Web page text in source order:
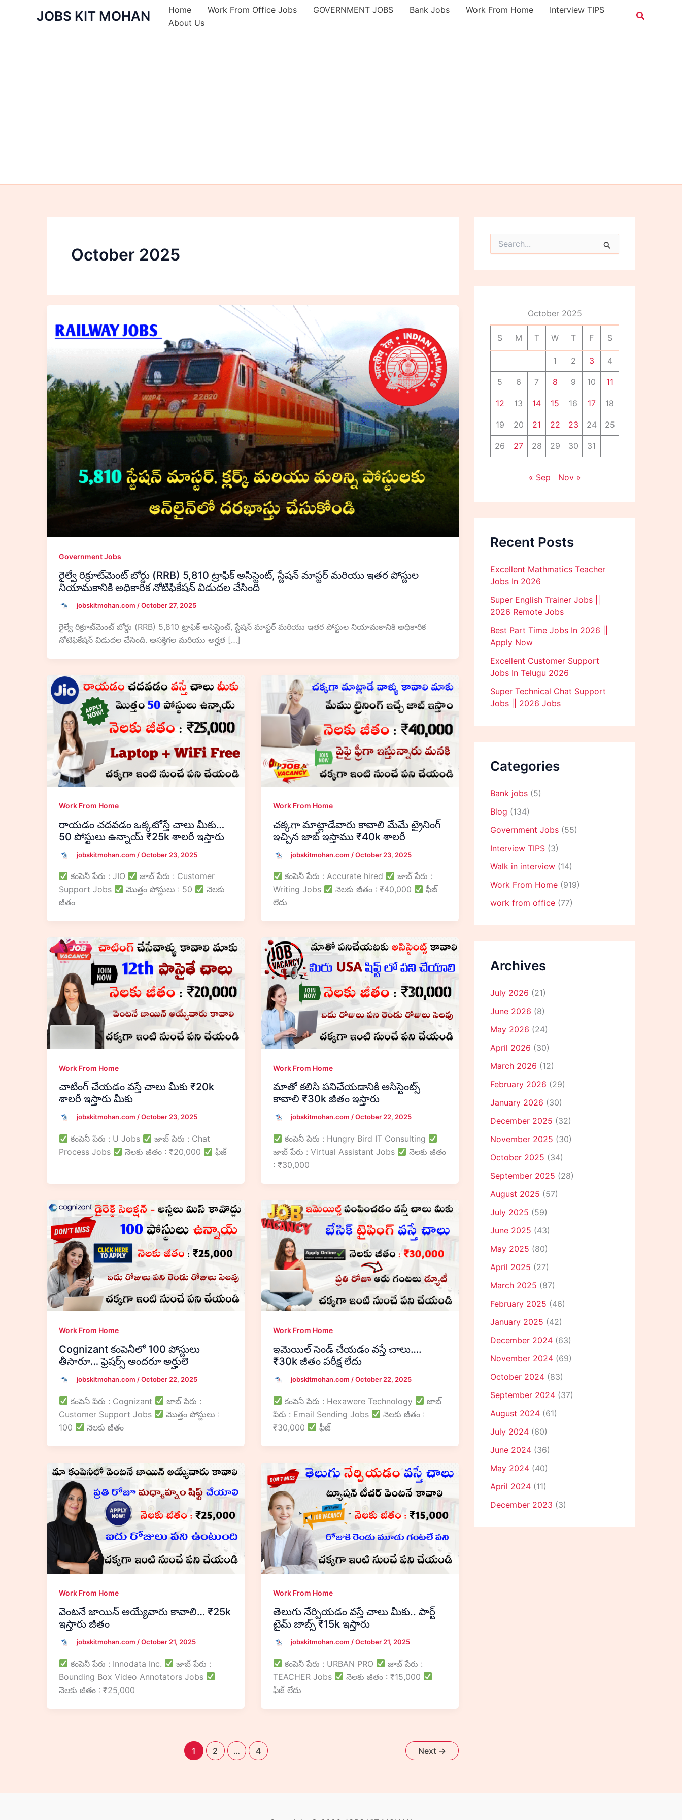
JOBS KIT MOHAN Home Work From Office Jobs GOVERNMENT JOBS Bank Jobs Work From Home
Interview TIPS
About Us
October 2025
Government Jobs
రైల్వే రిక్రూట్‌మెంట్ బోర్డు (RRB) 5,810 ట్రాఫిక్ అసిస్టెంట్, స్టేషన్ మాస్టర్ మరియు ఇతర పోస్టుల
నియామకానికి అధికారిక నోటిఫికేషన్ విడుదల చేసింది
jobskitmohan.com /October 27, 2025
రైల్వే రిక్రూట్‌మెంట్ బోర్డు (RRB) 5,810 ట్రాఫిక్ అసిస్టెంట్, స్టేషన్ మాస్టర్ మరియు ఇతర పోస్టుల నియామకానికి అధికారిక
నోటిఫికేషన్ విడుదల చేసింది. ఆసక్తిగల మరియు అర్హత […]
Work From Home
రాయడం చదవడం ఒక్కటోస్తే చాలు మీకు…
50 పోస్టులు ఉన్నాయ్ ₹25k శాలరీ ఇస్తారు
jobskitmohan.com /October 23, 2025
కంపెనీ పేరు : JIO
జాబ్ పేరు : Customer
Support Jobs
మొత్తం పోస్టులు : 50
నెలకు
జీతం
Work From Home
చక్కగా మాట్లాడేవారు కావాలి మేమే ట్రైనింగ్
ఇచ్చిన జాబ్ ఇస్తాము ₹40k శాలరీ
jobskitmohan.com /October 23, 2025
కంపెనీ పేరు : Accurate hired
జాబ్ పేరు :
Writing Jobs
నెలకు జీతం : ₹40,000
ఫీజ్
లేదు
Work From Home
చాటింగ్ చేయడం వస్తే చాలు మీకు ₹20k
శాలరీ ఇస్తారు మీకు
jobskitmohan.com /October 23, 2025
కంపెనీ పేరు : U Jobs
జాబ్ పేరు : Chat
Process Jobs
నెలకు జీతం : ₹20,000 ఫీజ్
Work From Home
మాతో కలిసి పనిచేయడానికి అసిస్టెంట్స్
కావాలి ₹30k జీతం ఇస్తారు
jobskitmohan.com /October 22, 2025
కంపెనీ పేరు : Hungry Bird IT Consulting
జాబ్ పేరు : Virtual Assistant Jobs
నెలకు జీతం
: ₹30,000
Work From Home
Cognizant కంపెనీలో 100 పోస్టులు
తీసారూ… ఫ్రెషర్స్ అందరూ అర్హులె
jobskitmohan.com /October 22, 2025
కంపెనీ పేరు : Cognizant
జాబ్ పేరు :
Customer Support Jobs
మొత్తం పోస్టులు :
100
నెలకు జీతం
Work From Home
ఇమెయిల్ సెండ్ చేయడం వస్తే చాలు….
₹30k జీతం పరీక్ష లేదు
jobskitmohan.com /October 22, 2025
కంపెనీ పేరు : Hexawere Technology
జాబ్
పేరు : Email Sending Jobs
నెలకు జీతం :
₹30,000
ఫీజ్
Work From Home
వెంటనే జాయిన్ అయ్యేవారు కావాలి… ₹25k
ఇస్తారు జీతం
jobskitmohan.com /October 21, 2025
కంపెనీ పేరు : Innodata Inc.
జాబ్ పేరు :
Bounding Box Video Annotators Jobs
నెలకు జీతం : ₹25,000
Work From Home
తెలుగు నేర్పియడం వస్తే చాలు మీకు.. పార్ట్
టైమ్ జాబ్స్ ₹15k ఇస్తారు
jobskitmohan.com /October 21, 2025
కంపెనీ పేరు : URBAN PRO
జాబ్ పేరు :
TEACHER Jobs
నెలకు జీతం : ₹15,000
ఫీజ్ లేదు
1 2 … 4 Next →
r
h
October 2025
S M T W T F S
1 2 3 4
5 6 7 8 9 10 11
12 13 14 15 16 17 18
19 20 21 22 23 24 25
26 27 28 29 30 31
« Sep Nov »
Recent Posts
Excellent Mathmatics Teacher
Jobs In 2026
Super English Trainer Jobs ||
2026 Remote Jobs
Best Part Time Jobs In 2026 ||
Apply Now
Excellent Customer Support
Jobs In Telugu 2026
Super Technical Chat Support
Jobs || 2026 Jobs
Categories
Bank jobs (5)
Blog (134)
Government Jobs (55)
Interview TIPS (3)
Walk in interview (14)
Work From Home (919)
work from office (77)
Archives
July 2026 (21)
June 2026 (8)
May 2026 (24)
April 2026 (30)
March 2026 (12)
February 2026 (29)
January 2026 (30)
December 2025 (32)
November 2025 (30)
October 2025 (34)
September 2025 (28)
August 2025 (57)
July 2025 (59)
June 2025 (43)
May 2025 (80)
April 2025 (27)
March 2025 (87)
February 2025 (46)
January 2025 (42)
December 2024 (63)
November 2024 (69)
October 2024 (83)
September 2024 (37)
August 2024 (61)
July 2024 (60)
June 2024 (36)
May 2024 (40)
April 2024 (11)
December 2023 (3)